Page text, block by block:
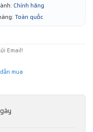
Chính hãng
Toàn quốc
Email!
mua